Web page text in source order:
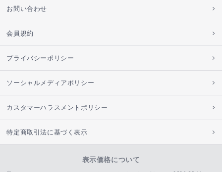
お問い合わせ
会員規約
プライバシーポリシー
ソーシャルメディアポリシー
カスタマーハラスメントポリシー
特定商取引法に基づく表示
表示価格について